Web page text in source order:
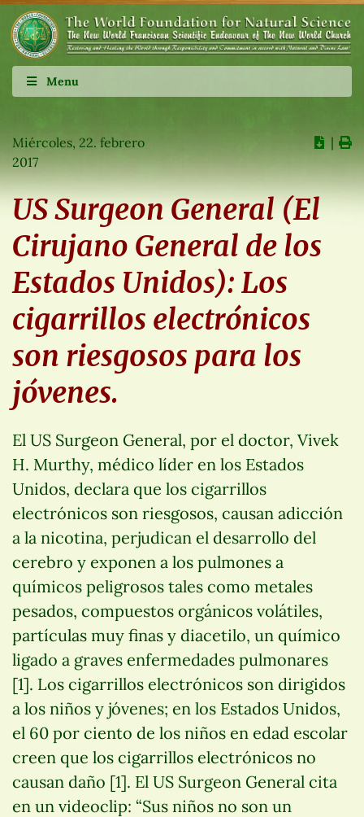
Menu
Miércoles, 22. febrero
2017
∣
US Surgeon General (El
Cirujano General de los
Estados Unidos): Los
cigarrillos electrónicos
son riesgosos para los
jóvenes.
El US Surgeon General, por el doctor, Vivek
H. Murthy, médico líder en los Estados
Unidos, declara que los cigarrillos
electrónicos son riesgosos, causan adicción
a la nicotina, perjudican el desarrollo del
cerebro y exponen a los pulmones a
químicos peligrosos tales como metales
pesados, compuestos orgánicos volátiles,
partículas muy finas y diacetilo, un químico
ligado a graves enfermedades pulmonares
[1]. Los cigarrillos electrónicos son dirigidos
a los niños y jóvenes; en los Estados Unidos,
el 60 por ciento de los niños en edad escolar
creen que los cigarrillos electrónicos no
causan daño [1]. El US Surgeon General cita
en un videoclip: “Sus niños no son un